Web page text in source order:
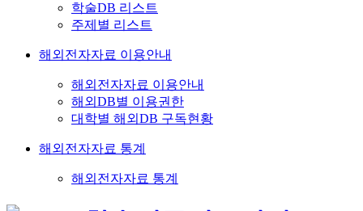
학술DB 리스트
주제별 리스트
해외전자자료 이용안내
해외전자자료 이용안내
해외DB별 이용권한
대학별 해외DB 구독현황
해외전자자료 통계
해외전자자료 통계